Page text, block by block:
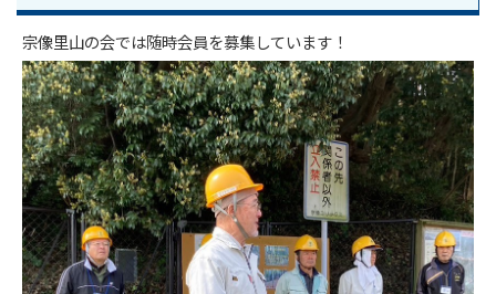
宗像里山の会では随時会員を募集しています！